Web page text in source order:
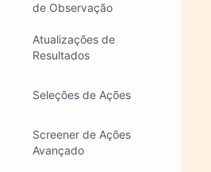
de Observação
Atualizações de
Resultados
Seleções de Ações
Screener de Ações
Avançado